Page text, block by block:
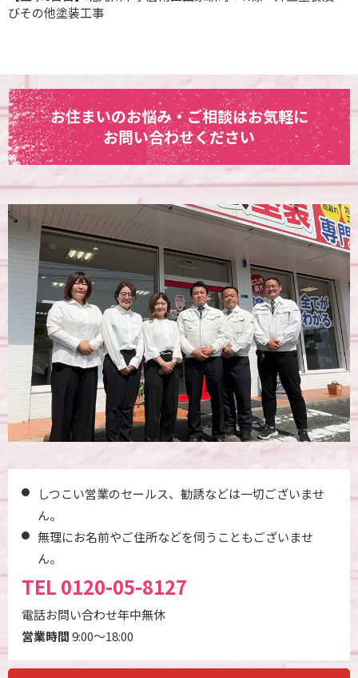
びその他塗装工事
お住まいのお悩み・ご相談はお気軽に
お問い合わせください
しつこい営業のセールス、勧誘などは一切ございませ
ん。
無理にお名前やご住所などを伺うこともございませ
ん。
TEL 0120-05-8127
電話お問い合わせ年中無休
営業時間9:00～18:00